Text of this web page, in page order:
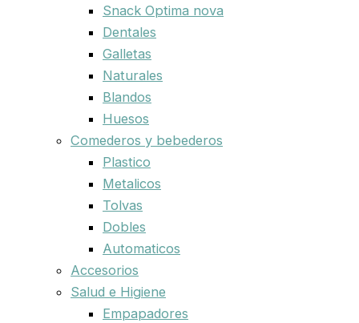
Snack Optima nova
Dentales
Galletas
Naturales
Blandos
Huesos
Comederos y bebederos
Plastico
Metalicos
Tolvas
Dobles
Automaticos
Accesorios
Salud e Higiene
Empapadores